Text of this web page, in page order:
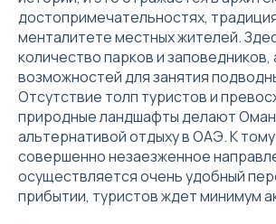
достопримечательностях,
менталитете местных жителей.
количество парков и заповедников,
возможностей для занятия
Отсутствие толп туристов и
природные ландшафты делают
альтернативой отдыху в ОАЭ. К
совершенно незаезженное
осуществляется очень удобный
прибытии, туристов ждет минимум